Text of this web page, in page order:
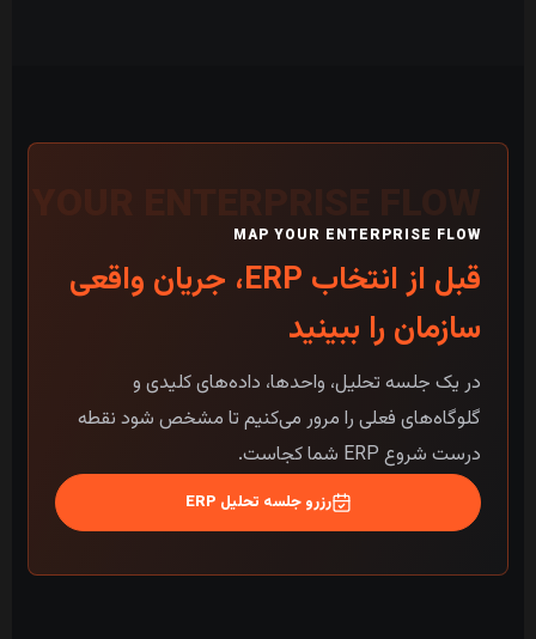
MAP YOUR ENTERPRISE FLOW
قبل از انتخاب ERP، جریان واقعی
سازمان را ببینید
در یک جلسه تحلیل، واحدها، داده‌های کلیدی و
گلوگاه‌های فعلی را مرور می‌کنیم تا مشخص شود نقطه
درست شروع ERP شما کجاست.
رزرو جلسه تحلیل ERP